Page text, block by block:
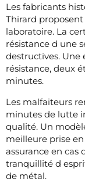
Les fabricants
Thirard
laboratoire. La
résistance d une
destructives. Une
résistance, deux
minutes.
Les malfaiteurs
minutes de lutte
qualité. Un
meilleure prise
assurance en cas
tranquillité d
de métal.